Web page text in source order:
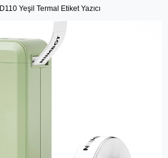
Google İle Bağlan
Yeşil Termal Etiket Yazıcı